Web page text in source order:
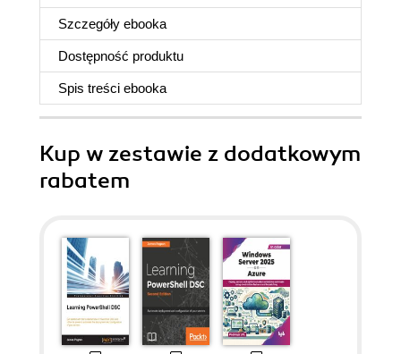
Szczegóły ebooka
Dostępność produktu
Spis treści ebooka
Kup w zestawie z dodatkowym
rabatem